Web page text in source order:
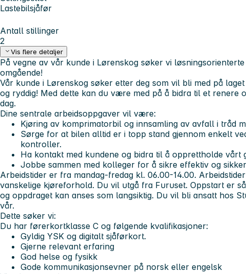
Lastebilsjåfør
Antall stillinger
2
Vis flere detaljer
På vegne av vår kunde i Lørenskog søker vi
omgående!
Vår kunde i Lørenskog søker etter deg som vil bli med på
og ryddig! Med dette kan du være med på å bidra til et renere
dag.
Dine sentrale arbeidsoppgaver vil være:
Kjøring av komprimatorbil og innsamling av avfall i tråd
Sørge for at bilen alltid er i topp stand gjennom enkelt
kontroller.
Ha kontakt med kundene og bidra til å opprettholde vårt
Jobbe sammen med kolleger for å sikre effektiv og
Arbeidstider er fra mandag-fredag kl. 06.00-14.00.
vanskelige kjøreforhold. Du vil utgå fra Furuset. Oppstart er
og oppdraget kan anses som langsiktig. Du vil bli ansatt hos
vår.
Dette søker vi:
Du har førerkortklasse C og følgende kvalifikasjoner:
Gyldig YSK og digitalt sjåførkort.
Gjerne relevant erfaring
God helse og fysikk
Gode kommunikasjonsevner på norsk eller engelsk